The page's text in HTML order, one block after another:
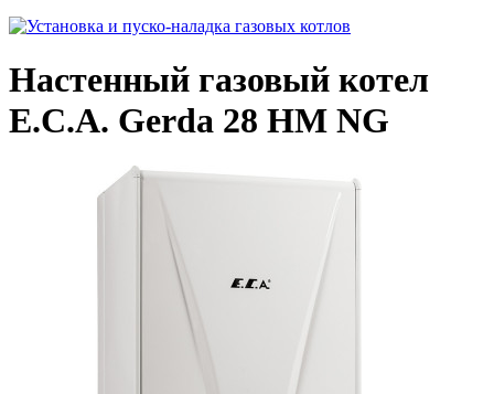
Настенный газовый котел
E.C.A. Gerda 28 HM NG